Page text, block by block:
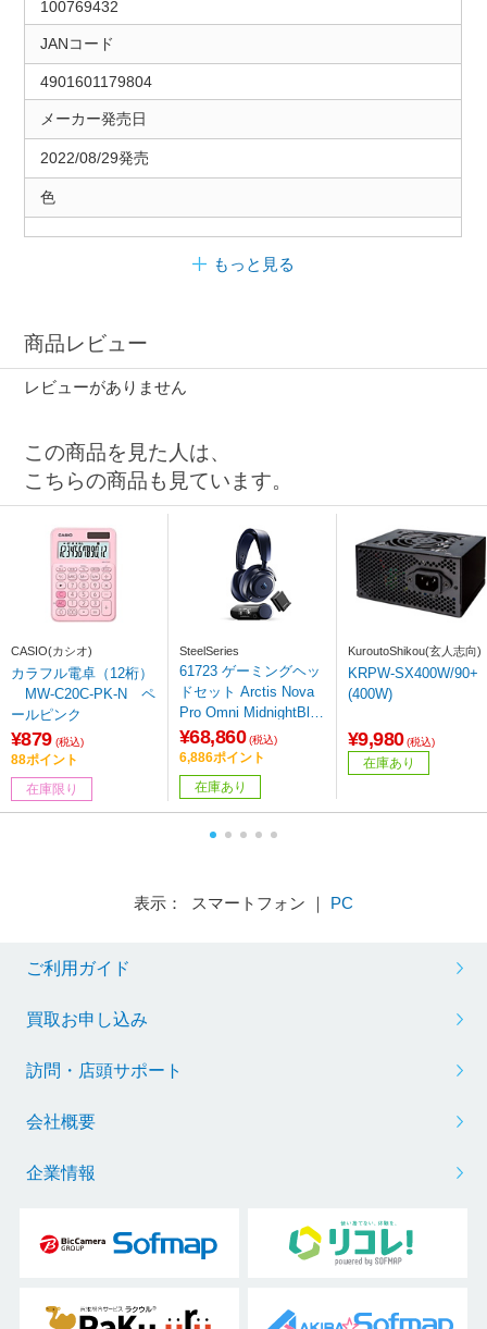
100769432
JANコード
4901601179804
メーカー発売日
2022/08/29発売
色
もっと見る
商品レビュー
レビューがありません
この商品を見た人は、
こちらの商品も見ています。
CASIO(カシオ)
カラフル電卓（12桁）
MW-C20C-PK-N ペ
ールピンク
¥879 (税込)
88ポイント
在庫限り
SteelSeries
61723 ゲーミングヘッ
ドセット Arctis Nova
Pro Omni MidnightBlue
［ワイヤレス（Blueto
oth＋USB-C） /両耳 /
ヘッドバンドタイプ］
¥68,860 (税込)
6,886ポイント
在庫あり
KuroutoShikou(玄人志向)
KRPW-SX400W/90+
(400W)
¥9,980 (税込)
在庫あり
表示： スマートフォン ｜ PC
ご利用ガイド
買取お申し込み
訪問・店頭サポート
会社概要
企業情報